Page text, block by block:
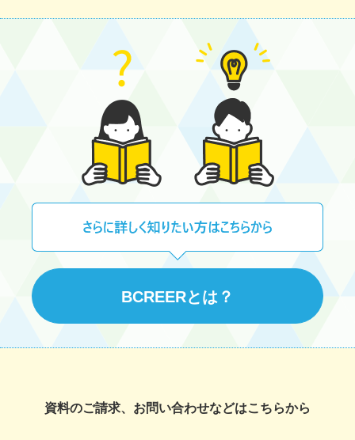
BCREERとは？
資料のご請求、お問い合わせなどはこちらから